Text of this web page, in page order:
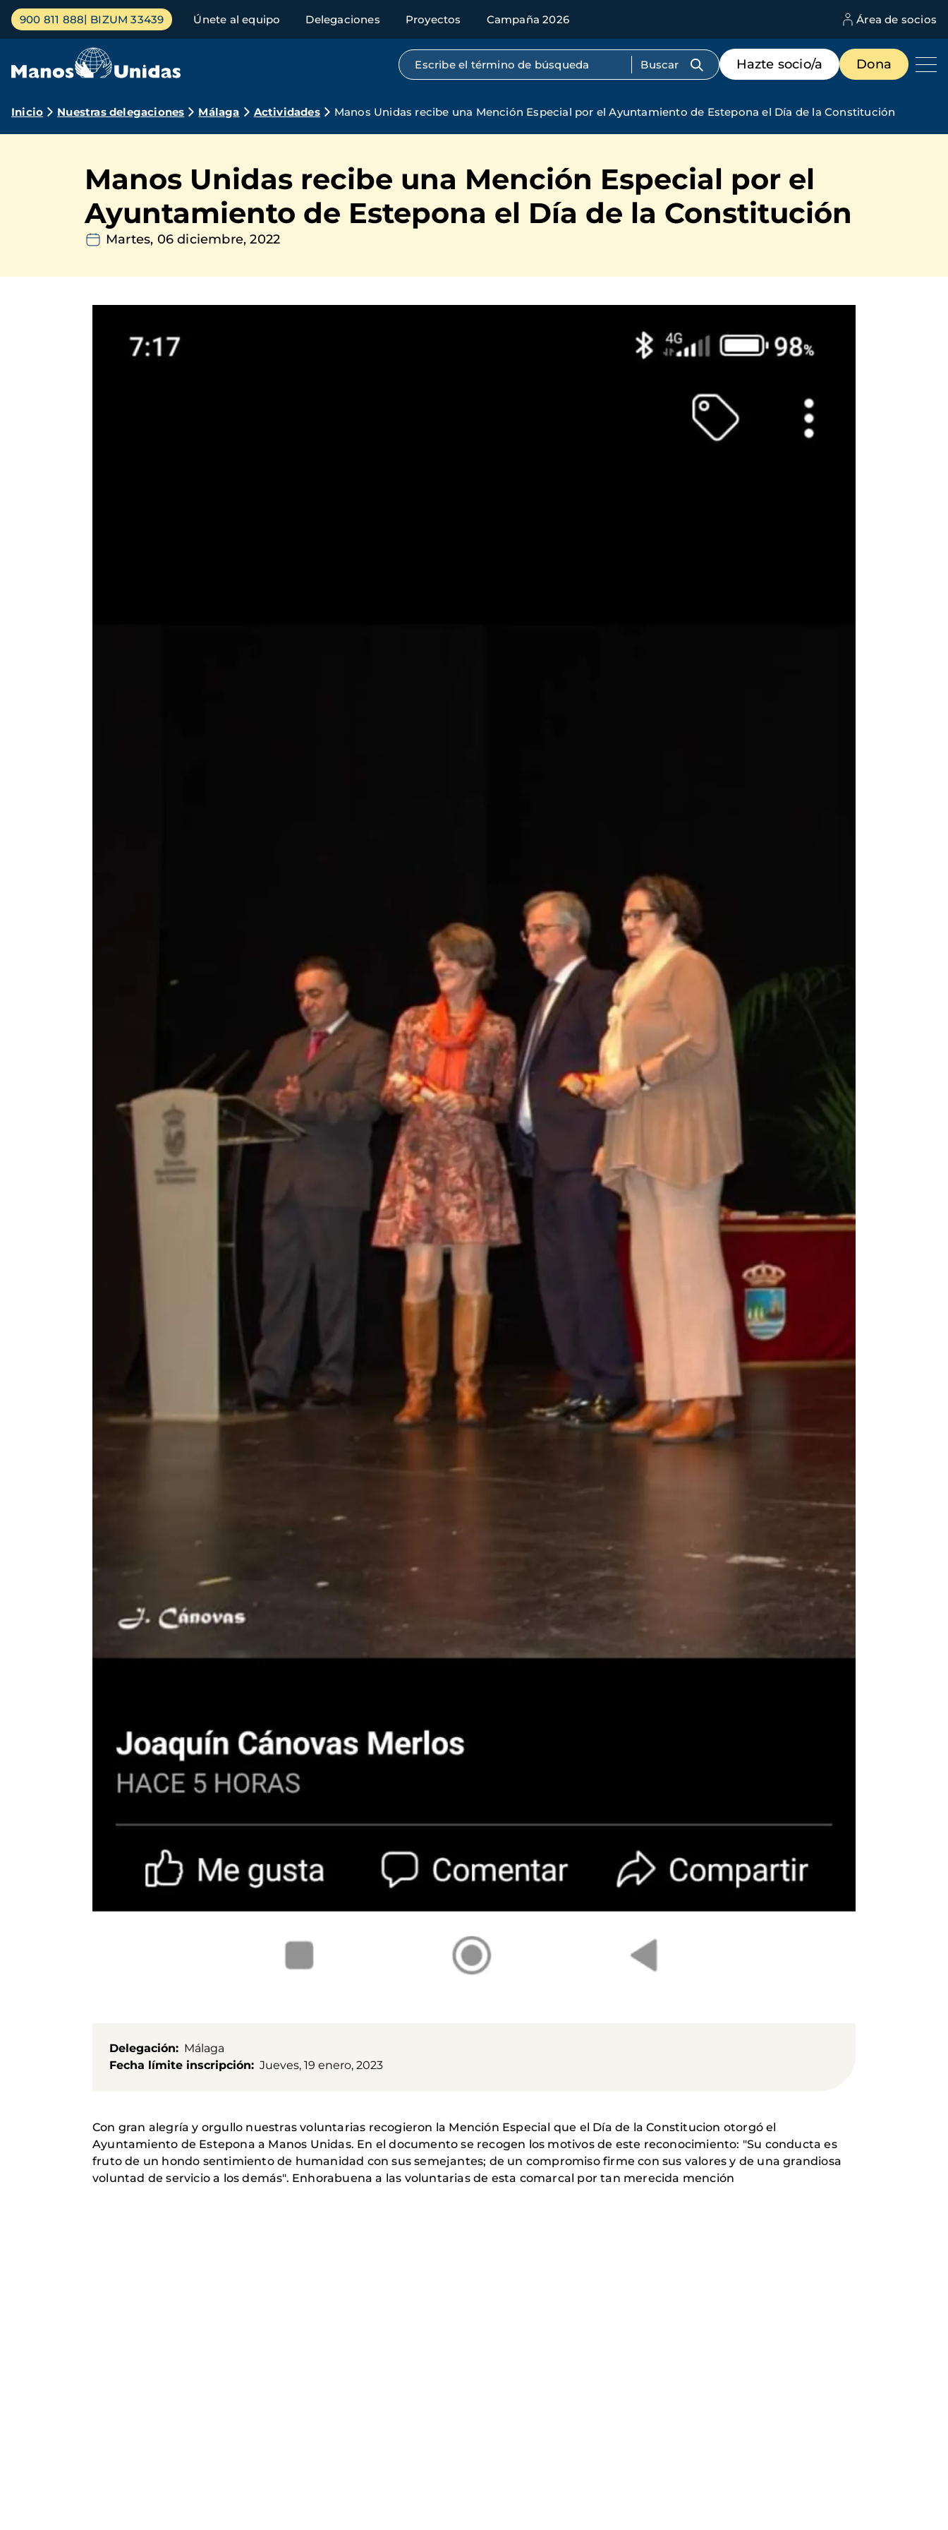
Pasar
contenido
Menú
principal
900 811 888 BIZUM 33439 Únete al equipo Delegaciones Proyectos Campaña 2026 Área de socios
Búsqueda por texto completo
Menú
de
destacados
Hazte socio/a Dona
Ruta
navegación
Inicio Nuestras delegaciones Málaga Actividades Manos Unidas recibe una Mención Especial por el Ayuntamiento de Estepona el Día de la Constitución
Manos Unidas recibe una Mención Especial por el
Ayuntamiento de Estepona el Día de la Constitución
Martes, 06 diciembre, 2022
Delegación
Málaga
Fecha límite inscripción
Jueves, 19 enero, 2023
Con gran alegría y orgullo nuestras voluntarias recogieron la Mención Especial que el Día de la Constitucion otorgó el
Ayuntamiento de Estepona a Manos Unidas. En el documento se recogen los motivos de este reconocimiento: "Su conducta es
fruto de un hondo sentimiento de humanidad con sus semejantes; de un compromiso firme con sus valores y de una grandiosa
voluntad de servicio a los demás". Enhorabuena a las voluntarias de esta comarcal por tan merecida mención